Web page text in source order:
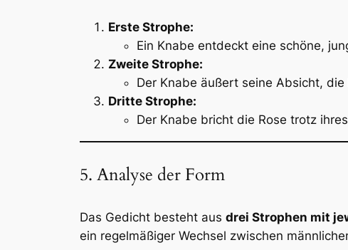
Erste Strophe:
Ein Knabe entdeckt eine schöne,
Zweite Strophe:
Der Knabe äußert seine Absicht,
Dritte Strophe:
Der Knabe bricht die Rose trotz
5. Analyse der Form
Das Gedicht besteht aus drei Strophen mit
ein regelmäßiger Wechsel zwischen